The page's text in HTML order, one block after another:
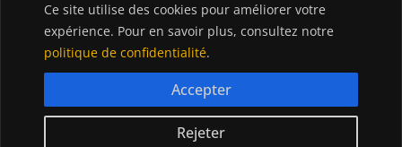
Ce site utilise des cookies pour améliorer votre
expérience. Pour en savoir plus, consultez notre
politique de confidentialité.
Rejeter
Accepter
Lexique crypto
Choisir le bon exchange
Canal liquidations crypto
Nous contacter
Application InvestX
© InvestX 2025
Politique de confidentialité